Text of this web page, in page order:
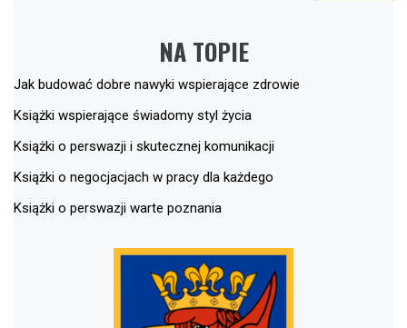
NA TOPIE
Jak budować dobre nawyki wspierające zdrowie
Książki wspierające świadomy styl życia
Książki o perswazji i skutecznej komunikacji
Książki o negocjacjach w pracy dla każdego
Książki o perswazji warte poznania